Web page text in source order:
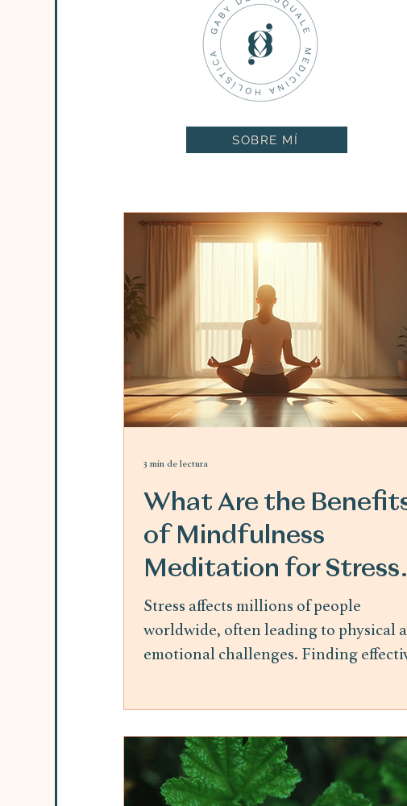
SOBRE MÍ
What Are the
of Mindfulness
Meditation for Stress
Relief
Stress affects millions of people
worldwide, often leading to physical
emotional challenges. Finding
attention as a practical and accessible
method to reduce stress and improve
mental health. This post explores the
3 min de lectura